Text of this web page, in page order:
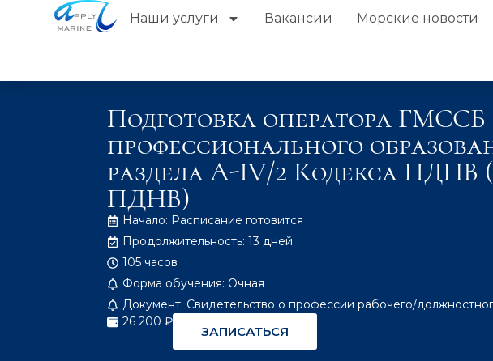
Наши услуги Вакансии Морские новости
Подготовка оператора
профессионального
раздела A-IV/2 Кодекса ПДНВ
ПДНВ)
Начало: Расписание готовится
Продолжительность: 13 дней
105 часов
Форма обучения: Очная
Документ: Свидетельство о профессии рабочего/
26 200 ₽
ЗАПИСАТЬСЯ